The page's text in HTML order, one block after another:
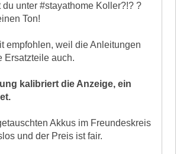
unter #stayathome Koller?!? ?
Ton!
empfohlen, weil die Anleitungen
Ersatzteile auch.
kalibriert die Anzeige, ein
Akkus im Freundeskreis
und der Preis ist fair.